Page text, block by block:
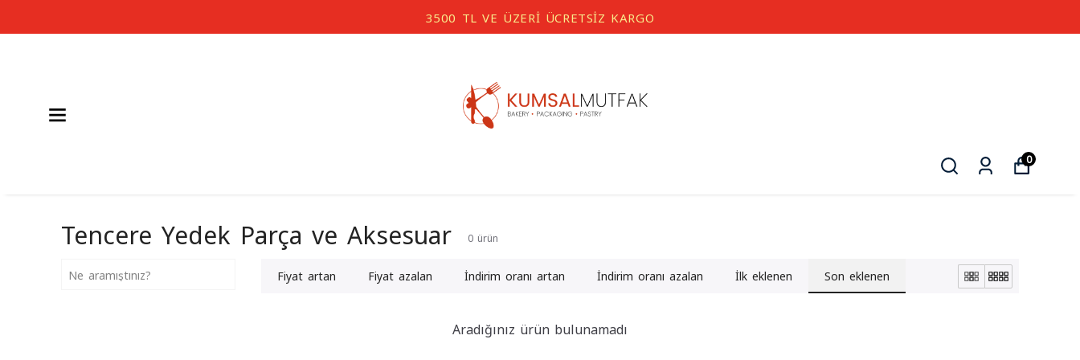
3500 TL VE ÜZERİ ÜCRETSİZ KARGO
0
Tencere Yedek Parça ve Aksesuar 0 ürün
Fiyat artan Fiyat azalan İndirim oranı artan İndirim oranı azalan İlk eklenen Son eklenen
Aradığınız ürün bulunamadı